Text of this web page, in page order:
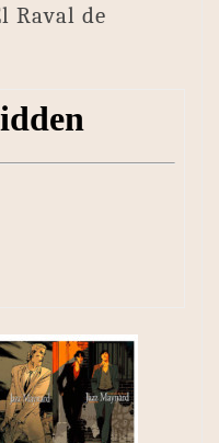
Raval de